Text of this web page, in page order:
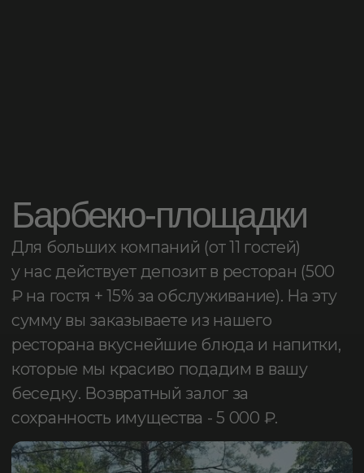
Время аренды: с 8.00 до 22.00.
Бронирование осуществляется от 2-
х часов.
Стоимость:2 400 р / ч
Забронировать